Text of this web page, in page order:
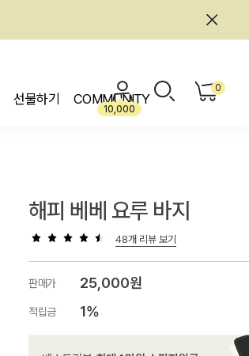
선물하기 COMMUNITY
10,000
0
해피 베베 요루 바지
48개 리뷰 보기
판매가 25,000원
적립금 1%